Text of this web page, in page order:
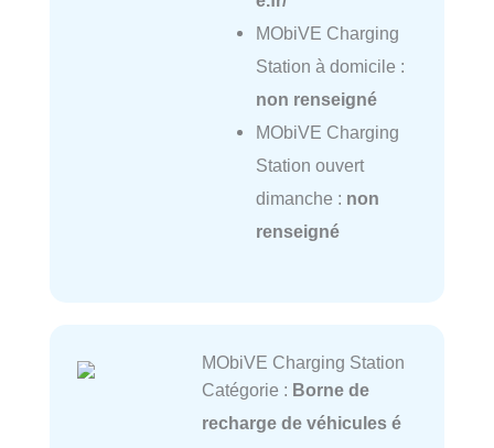
MObiVE Charging
Station à domicile :
non renseigné
MObiVE Charging
Station ouvert
dimanche : non
renseigné
MObiVE Charging Station
Catégorie : Borne de
recharge de véhicules é